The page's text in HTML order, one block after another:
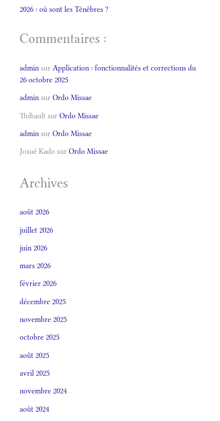
2026 : où sont les Ténèbres ?
Commentaires :
admin sur Application : fonctionnalités et corrections du
26 octobre 2025
admin sur Ordo Missae
Thibault sur Ordo Missae
admin sur Ordo Missae
Josué Kado sur Ordo Missae
Archives
août 2026
juillet 2026
juin 2026
mars 2026
février 2026
décembre 2025
novembre 2025
octobre 2025
août 2025
avril 2025
novembre 2024
août 2024